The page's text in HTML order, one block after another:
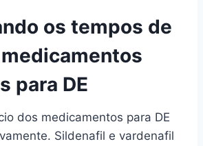
os tempos de
para DE
dos medicamentos para DE
Sildenafil e vardenafil